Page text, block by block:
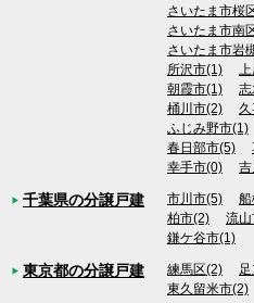
さいたま市桜
さいたま市南
さいたま市岩
所沢市(1)
朝霞市(1)
桶川市(2)
ふじみ野市(1)
春日部市(5)
幸手市(0)
千葉県の分譲戸建 市川市(5)
柏市(2)
流
鎌ケ谷市(1)
東京都の分譲戸建 練馬区(2)
東久留米市(2)